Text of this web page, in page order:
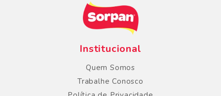
Institucional
Quem Somos
Trabalhe Conosco